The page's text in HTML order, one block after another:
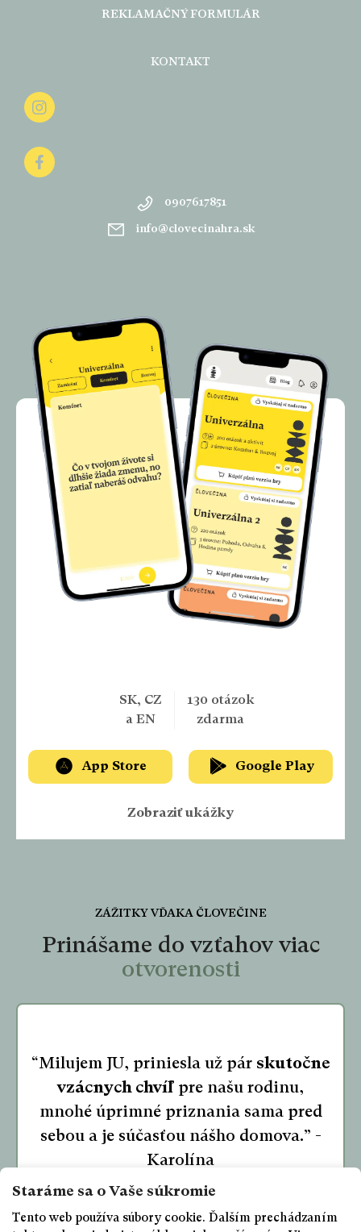
Tento web používa súbory cookie. Ďalším prechádzaním
REKLAMAČNÝ FORMULÁR
KONTAKT
info@clovecinahra.sk
0907617851
SK, CZ
a EN
130 otázok
zdarma
App Store Google Play
Zobraziť ukážky
ZÁŽITKY VĎAKA ČLOVEČINE
Prinášame do vzťahov viac
otvorenosti
“Milujem JU, priniesla už pár skutočne
vzácnych chvíľ pre našu rodinu,
mnohé úprimné priznania sama pred
sebou a je súčasťou nášho domova.” -
Karolína